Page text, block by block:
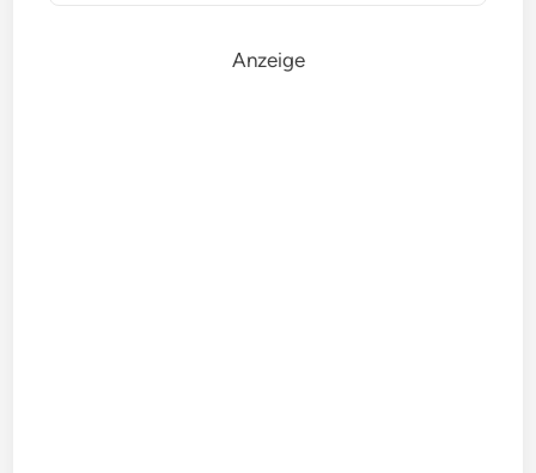
Anzeige